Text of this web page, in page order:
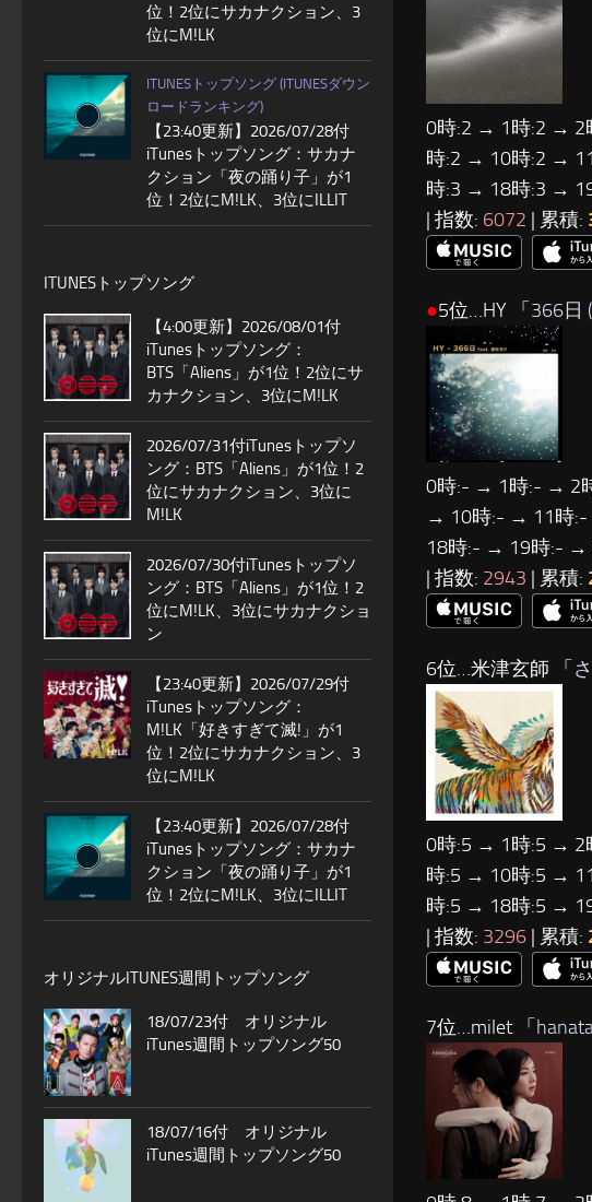
0時:2 → 1時:2 →
時:2 → 10時:2 →
時:3 → 18時:3 →
| 指数: 6072 | 累積:
●5位…HY 「 366日
0時:- → 1時:- → 2
→ 10時:- → 11時
18時:- → 19時:-
| 指数: 2943 | 累積:
6位…米津玄師 「
0時:5 → 1時:5 →
時:5 → 10時:5 →
時:5 → 18時:5 →
| 指数: 3296 | 累積:
7位…milet 「
位！2位にサカナクション、3
位にM!LK
ITUNESトップソング (ITUNESダウン
ロードランキング)
【23:40更新】2026/07/28付
iTunesトップソング：サカナ
クション「夜の踊り子」が1
位！2位にM!LK、3位にILLIT
ITUNESトップソング
【4:00更新】2026/08/01付
iTunesトップソング：
BTS「Aliens」が1位！2位にサ
カナクション、3位にM!LK
2026/07/31付iTunesトップソ
ング：BTS「Aliens」が1位！2
位にサカナクション、3位に
M!LK
2026/07/30付iTunesトップソ
ング：BTS「Aliens」が1位！2
位にM!LK、3位にサカナクショ
ン
【23:40更新】2026/07/29付
iTunesトップソング：
M!LK「好きすぎて滅!」が1
位！2位にサカナクション、3
位にM!LK
【23:40更新】2026/07/28付
iTunesトップソング：サカナ
クション「夜の踊り子」が1
位！2位にM!LK、3位にILLIT
オリジナルITUNES週間トップソング
18/07/23付 オリジナル
iTunes週間トップソング50
18/07/16付 オリジナル
iTunes週間トップソング50